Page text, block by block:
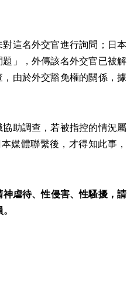
這名外交官進行詢問；日本
」，外傳該名外交官已被解
由於外交豁免權的關係，據
助調查，若被指控的情況屬
媒體聯繫後，才得知此事，
虐待、性侵害、性騷擾，請